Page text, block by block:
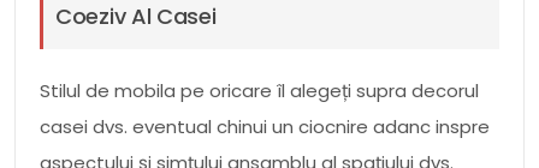
Coeziv Al Casei
Stilul de mobila pe oricare îl alegeți supra decorul
casei dvs. eventual chinui un ciocnire adanc inspre